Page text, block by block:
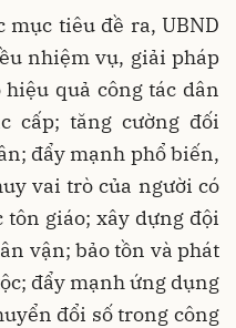
tiêu đề ra, UBND
nhiệm vụ, giải pháp
quả công tác dân
cấp; tăng cường đối
đẩy mạnh phổ biến,
vai trò của người có
tôn giáo; xây dựng đội
vận; bảo tồn và phát
đẩy mạnh ứng dụng
đổi số trong công